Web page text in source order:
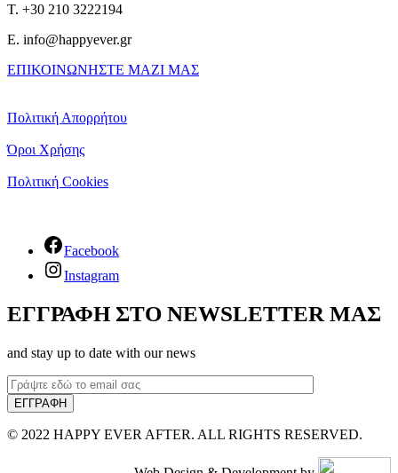
T. +30 210 3222194
E. info@happyever.gr
ΕΠΙΚΟΙΝΩΝΗΣΤΕ ΜΑΖΙ ΜΑΣ
Πολιτική Απορρήτου
Όροι Χρήσης
Πολιτική Cookies
Facebook
Instagram
ΕΓΓΡΑΦΗ ΣΤΟ NEWSLETTER ΜΑΣ
and stay up to date with our news
© 2022 HAPPY EVER AFTER. ALL RIGHTS RESERVED.